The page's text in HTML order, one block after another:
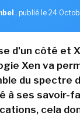
, publié le 24
d'un côté et
Xen va
du spectre
à ses savoir-
cela